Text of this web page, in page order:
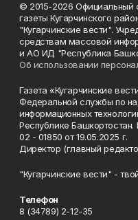
© 2015-2026 Официальный
газеты Кугарчинского
"Кугарчинские вести".
средствам массовой
и АО ИД "Республика
Об использовании
Газета «Кугарчинские
Федеральной службы по
информационных
Республике
02 - 01850 от 19.05.2025 г.
Директор (главный
"Кугарчинские вести" -
Телефон
8 (34789) 2-12-35